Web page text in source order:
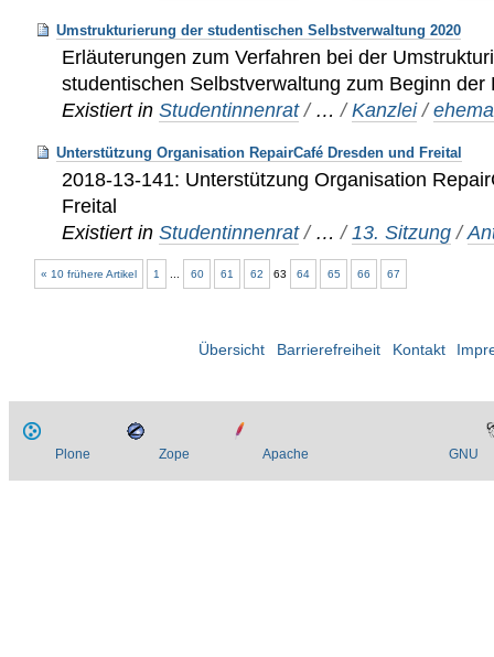
Umstrukturierung der studentischen Selbstverwaltung 2020
Erläuterungen zum Verfahren bei der
studentischen Selbstverwaltung zum Beginn der
Existiert in Studentinnenrat / …/Kanzlei /
Unterstützung Organisation RepairCafé Dresden und Freital
2018-13-141: Unterstützung Organisation
Freital
Existiert in Studentinnenrat / …/ 13. Sitzung /
« 10 frühere Artikel 1 60 61 62 63 64 65 66 67
Übersicht Barrierefreiheit Kontakt
Plone Zope Apache GNU